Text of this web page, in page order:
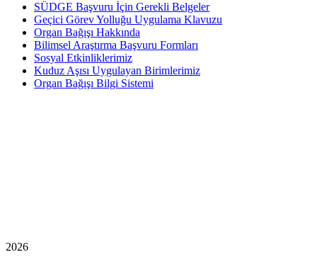
SÜDGE Başvuru İçin Gerekli Belgeler
Geçici Görev Yolluğu Uygulama Klavuzu
Organ Bağışı Hakkında
Bilimsel Araştırma Başvuru Formları
Sosyal Etkinliklerimiz
Kuduz Aşısı Uygulayan Birimlerimiz
Organ Bağışı Bilgi Sistemi
2026